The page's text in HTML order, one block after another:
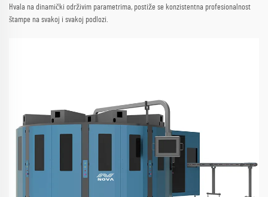
Hvala na dinamički održivim parametrima, postiže se konzistentna profesionalnost
štampe na svakoj i svakoj podlozi.